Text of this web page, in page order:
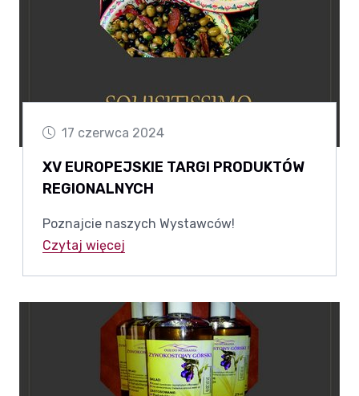
17 czerwca 2024
XV EUROPEJSKIE TARGI PRODUKTÓW
REGIONALNYCH
Poznajcie naszych Wystawców!
Czytaj więcej